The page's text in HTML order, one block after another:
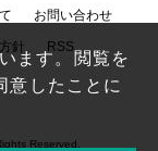
お問い合わせ
針 RSS
Reserved.
ます。閲覧を
意したことに